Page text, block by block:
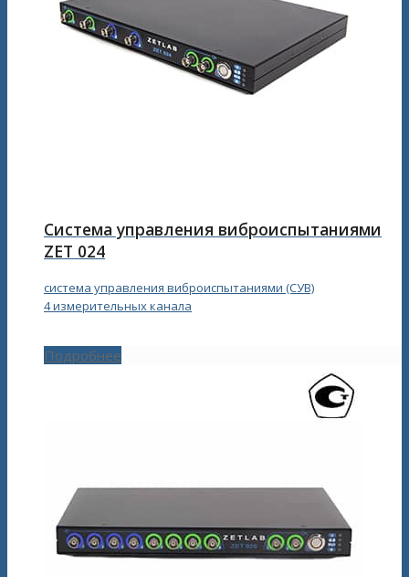
Система управления виброиспытаниями
ZET 024
система управления виброиспытаниями (СУВ)
4 измерительных канала
Подробнее